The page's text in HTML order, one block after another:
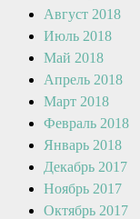
Август 2018
Июль 2018
Май 2018
Апрель 2018
Март 2018
Февраль 2018
Январь 2018
Декабрь 2017
Ноябрь 2017
Октябрь 2017